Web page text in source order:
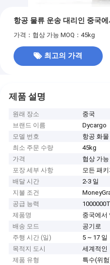
항공 물류 운송 대리인 중국
가격：협상 가능 MOQ：45kg
최고의 가격
제품 설명
원래 장소
중국
브랜드 이름
Dycargo
모델 번호
항공 화물
최소 주문 수량
45kg
가격
협상 가능
포장 세부 사항
모든 패키
배달 시간
2-3 일
지불 조건
공급 능력
1000000T
제품명
중국에서
배송 모드
공기로
주행 시간 (일)
5 ~ 17 일
목적지 도시
세계적인
제품 유형
특수(위